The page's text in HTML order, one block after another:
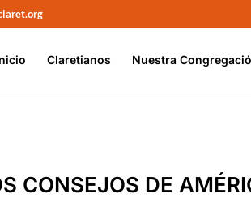
Claretianos Nuestra
CONSEJOS DE